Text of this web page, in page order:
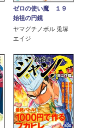
ゼロの使い魔 １９
始祖の円鏡
ヤマグチノボル 兎塚
エイジ